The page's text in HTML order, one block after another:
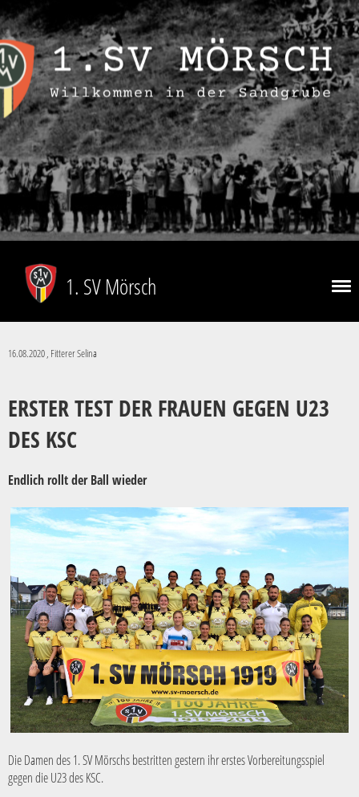
1. SV Mörsch
16.08.2020, Fitterer Selina
ERSTER TEST DER FRAUEN GEGEN U23
DES KSC
Endlich rollt der Ball wieder
Die Damen des 1. SV Mörschs bestritten gestern ihr erstes Vorbereitungsspiel
gegen die U23 des KSC.